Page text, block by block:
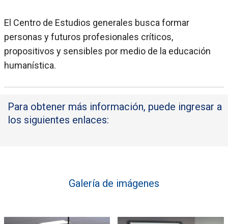
El Centro de Estudios generales busca formar
personas y futuros profesionales críticos,
propositivos y sensibles por medio de la educación
humanística.
Para obtener más información, puede ingresar a
los siguientes enlaces:
Galería de imágenes